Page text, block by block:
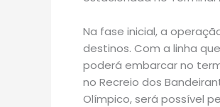
Na fase inicial, a
destinos. Com a linha
poderá embarcar no
no Recreio dos
Olímpico, será possível